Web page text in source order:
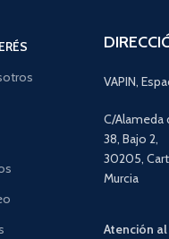
VAPIN,
C/Alameda
38, Bajo 2,
30205,
Murcia
Atención